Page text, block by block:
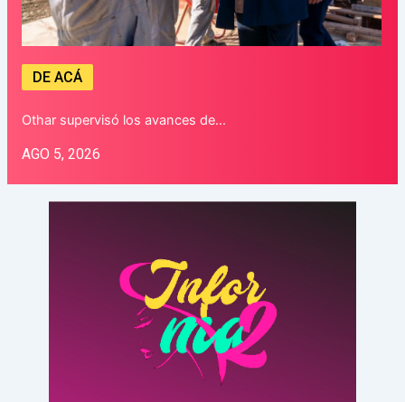
DE ACÁ
Othar supervisó los avances de…
AGO 5, 2026